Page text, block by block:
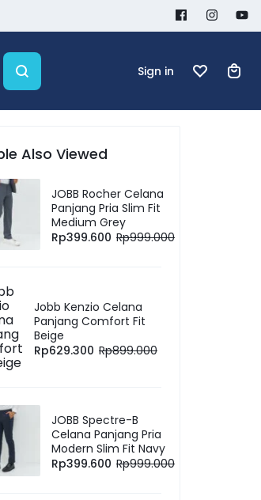
Sign in
Also Viewed
JOBB Rocher Celana
Panjang Pria Slim Fit
Medium Grey
Rp399.600 Rp999.000
Jobb Kenzio Celana
Panjang Comfort Fit
Beige
Rp629.300 Rp899.000
JOBB Spectre-B
Celana Panjang Pria
Modern Slim Fit Navy
Rp399.600 Rp999.000